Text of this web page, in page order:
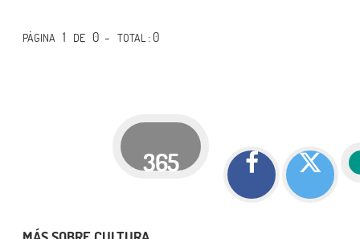
PÁGINA 1 DE 0 -TOTAL: 0
365